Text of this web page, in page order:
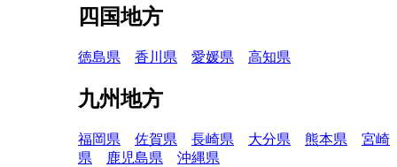
四国地方
徳島県 香川県 愛媛県 高知県
九州地方
福岡県 佐賀県 長崎県 大分県 熊本県
宮崎
県
鹿児島県
沖縄県